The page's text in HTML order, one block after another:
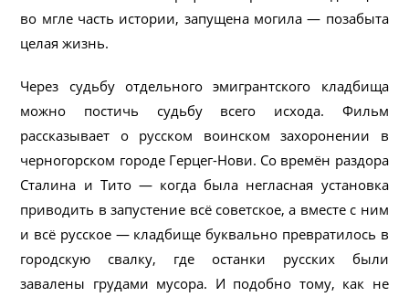
во мгле часть истории, запущена могила — позабыта
целая жизнь.
Через судьбу отдельного эмигрантского кладбища
можно постичь судьбу всего исхода. Фильм
рассказывает о русском воинском захоронении в
черногорском городе Герцег-Нови. Со времён раздора
Сталина и Тито — когда была негласная установка
приводить в запустение всё советское, а вместе с ним
и всё русское — кладбище буквально превратилось в
городскую свалку, где останки русских были
завалены грудами мусора. И подобно тому, как не